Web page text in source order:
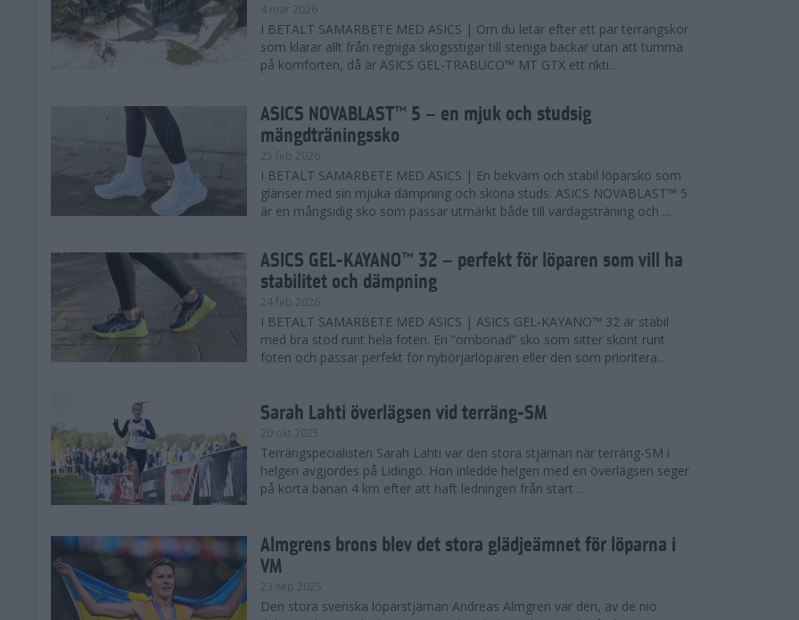
4 mar 2026
I BETALT SAMARBETE MED ASICS | Om du letar efter ett par terrängskor
som klarar allt från regniga skogsstigar till steniga backar utan att tumma
på komforten, då är ASICS GEL-TRABUCO™ MT GTX ett rikti...
ASICS NOVABLAST™ 5 – en mjuk och studsig
mängdträningssko
25 feb 2026
I BETALT SAMARBETE MED ASICS | En bekväm och stabil löparsko som
glänser med sin mjuka dämpning och sköna studs. ASICS NOVABLAST™ 5
är en mångsidig sko som passar utmärkt både till vardagsträning och ...
ASICS GEL-KAYANO™ 32 – perfekt för löparen som vill ha
stabilitet och dämpning
24 feb 2026
I BETALT SAMARBETE MED ASICS | ASICS GEL-KAYANO™ 32 är stabil
med bra stöd runt hela foten. En ”ombonad” sko som sitter skönt runt
foten och passar perfekt för nybörjarlöparen eller den som prioritera...
Sarah Lahti överlägsen vid terräng-SM
20 okt 2025
Terrängspecialisten Sarah Lahti var den stora stjärnan när terräng-SM i
helgen avgjordes på Lidingö. Hon inledde helgen med en överlägsen seger
på korta banan 4 km efter att haft ledningen från start ...
Almgrens brons blev det stora glädjeämnet för löparna i
VM
23 sep 2025
Den stora svenska löparstjärnan Andreas Almgren var den, av de nio